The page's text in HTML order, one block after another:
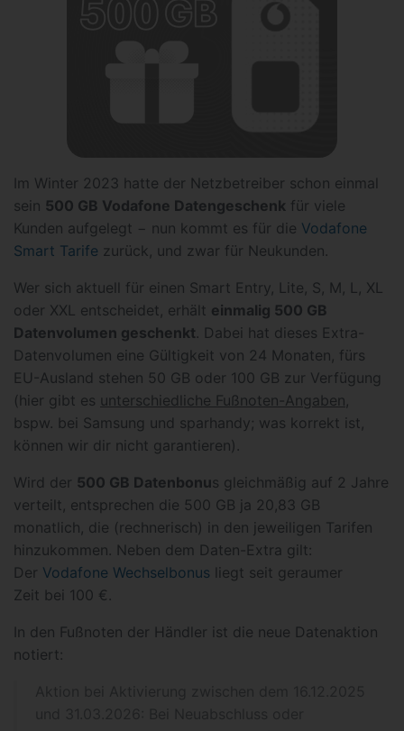
Im Winter 2023 hatte der Netzbetreiber schon einmal
sein 500 GB Vodafone Datengeschenk für viele
Kunden aufgelegt − nun kommt es für die Vodafone
Smart Tarife zurück, und zwar für Neukunden.
Wer sich aktuell für einen Smart Entry, Lite, S, M, L, XL
oder XXL entscheidet, erhält einmalig 500 GB
Datenvolumen geschenkt. Dabei hat dieses Extra-
Datenvolumen eine Gültigkeit von 24 Monaten, fürs
EU-Ausland stehen 50 GB oder 100 GB zur Verfügung
(hier gibt es unterschiedliche Fußnoten-Angaben,
bspw. bei Samsung und sparhandy; was korrekt ist,
können wir dir nicht garantieren).
Wird der 500 GB Datenbonus gleichmäßig auf 2 Jahre
verteilt, entsprechen die 500 GB ja 20,83 GB
monatlich, die (rechnerisch) in den jeweiligen Tarifen
hinzukommen. Neben dem Daten-Extra gilt:
Der Vodafone Wechselbonus liegt seit geraumer
Zeit bei 100 €.
In den Fußnoten der Händler ist die neue Datenaktion
notiert: